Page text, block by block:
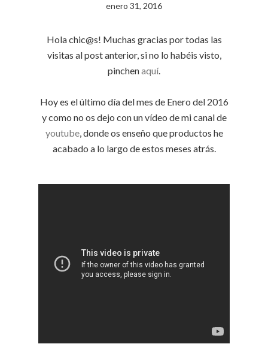
enero 31, 2016
Hola chic@s! Muchas gracias por todas las
visitas al post anterior, si no lo habéis visto,
pinchenaquí.
Hoy es el último día del mes de Enero del 2016
y como no os dejo con un vídeo de mi canal de
youtube, donde os enseño que productos he
acabado a lo largo de estos meses atrás.